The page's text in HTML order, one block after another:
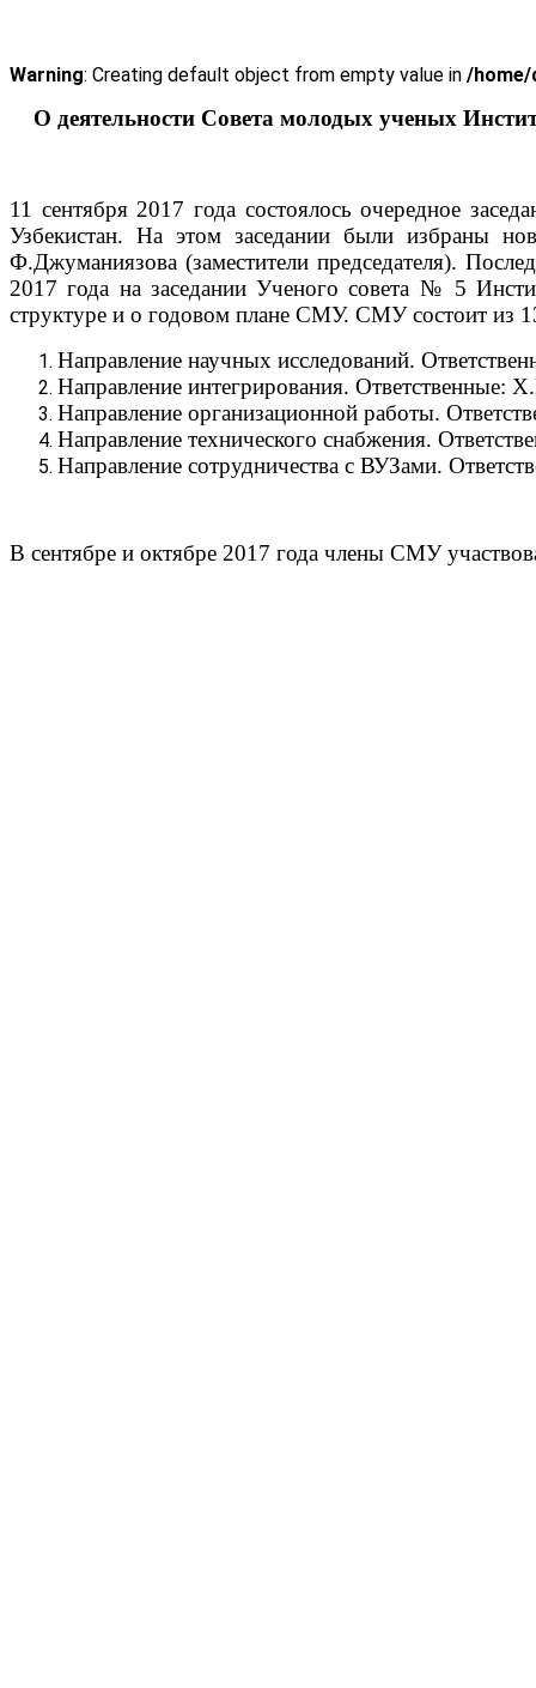
Warning: Creating default object from empty value in /home/
О деятельности Совета молодых ученых
11 сентября 2017 года состоялось очередное
Узбекистан. На этом заседании были избраны
Ф.Джуманиязова (заместители председателя).
2017 года на заседании Ученого совета № 5
структуре и о годовом плане СМУ. СМУ состоит из
Направление научных исследований.
Направление интегрирования. Ответственные:
Направление организационной работы.
Направление технического снабжения.
Направление сотрудничества с ВУЗами.
В сентябре и октябре 2017 года члены СМУ